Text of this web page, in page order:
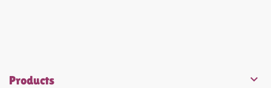
Products 